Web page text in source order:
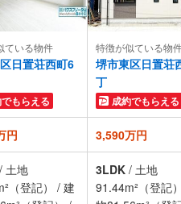
ている物件
日置荘西町6
もらえる
特徴が似ている物
堺市東区日置荘
丁
成約でもらえる
円 3,590万円
/ 土地
（登記）
/ 建
3LDK / 土地
91.44m²（登記